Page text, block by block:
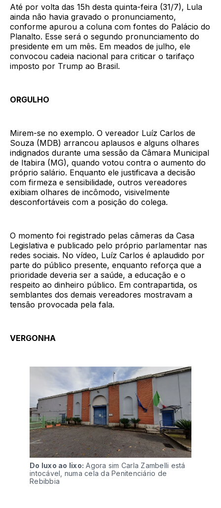
Até por volta das 15h desta quinta-feira (31/7), Lula
ainda não havia gravado o pronunciamento,
conforme apurou a coluna com fontes do Palácio do
Planalto. Esse será o segundo pronunciamento do
presidente em um mês. Em meados de julho, ele
convocou cadeia nacional para criticar o tarifaço
imposto por Trump ao Brasil.
ORGULHO
Mirem-se no exemplo. O vereador Luíz Carlos de
Souza (MDB) arrancou aplausos e alguns olhares
indignados durante uma sessão da Câmara Municipal
de Itabira (MG), quando votou contra o aumento do
próprio salário. Enquanto ele justificava a decisão
com firmeza e sensibilidade, outros vereadores
exibiam olhares de incômodo, visivelmente
desconfortáveis com a posição do colega.
O momento foi registrado pelas câmeras da Casa
Legislativa e publicado pelo próprio parlamentar nas
redes sociais. No vídeo, Luíz Carlos é aplaudido por
parte do público presente, enquanto reforça que a
prioridade deveria ser a saúde, a educação e o
respeito ao dinheiro público. Em contrapartida, os
semblantes dos demais vereadores mostravam a
tensão provocada pela fala.
VERGONHA
Do luxo ao lixo: Agora sim Carla Zambelli está
intocável, numa cela da Penitenciário de
Rebibbia